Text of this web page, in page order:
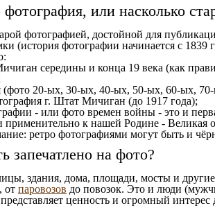
фотография, или насколько
фотографией, достойной для
(история фотографии начинается с
середины и конца 19 века (как
(фото 20-ых, 30-ых, 40-ых, 50-ых, 60-ых,
г. Штат Мичиган (до 1917 года);
- или фото времен войны - это и
применительно к нашей Родине - Великая
ретро фотографиями могут быть и
запечатлено на фото?
здания, дома, площади, мосты и
от паровозов до повозок. Это и люди
ценность и огромный интерес